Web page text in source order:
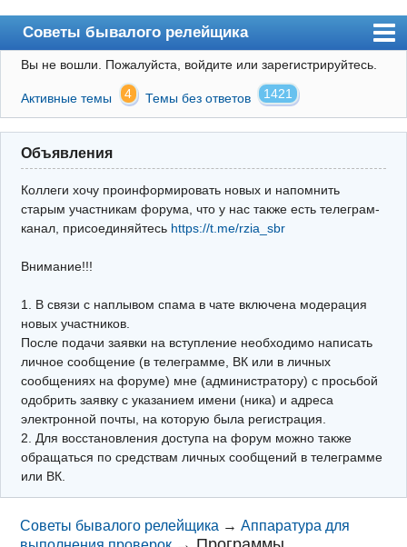
Советы бывалого релейщика
Форум
Правила
Поиск
Регистрация
Архив
Почта
Поиск релейщика
Видео РЗиА
Фотохостинг
Телеграм
Вы не вошли. Пожалуйста, войдите или зарегистрируйтесь.
Активные темы 4 Темы без ответов 1421
Объявления
Коллеги хочу проинформировать новых и напомнить
старым участникам форума, что у нас также есть телеграм-
канал, присоединяйтесь https://t.me/rzia_sbr
Внимание!!!
1. В связи с наплывом спама в чате включена модерация
новых участников.
После подачи заявки на вступление необходимо написать
личное сообщение (в телеграмме, ВК или в личных
сообщениях на форуме) мне (администратору) с просьбой
одобрить заявку с указанием имени (ника) и адреса
электронной почты, на которую была регистрация.
2. Для восстановления доступа на форум можно также
обращаться по средствам личных сообщений в телеграмме
или ВК.
Советы бывалого релейщика →Аппаратура для